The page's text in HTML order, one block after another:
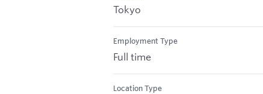
Tokyo
Employment Type
Full time
Location Type